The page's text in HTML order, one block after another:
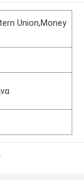
Union,Money